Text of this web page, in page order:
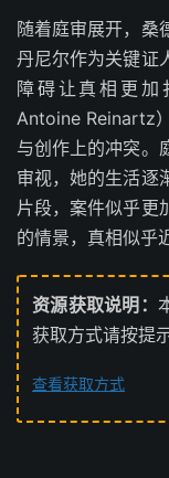
随着庭审展开，桑
丹尼尔作为关键证
障碍让真相更加
Antoine Reinartz
与创作上的冲突。
审视，她的生活逐
片段，案件似乎更
的情景，真相似乎
资源获取说明：
获取方式请按提
查看获取方式